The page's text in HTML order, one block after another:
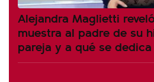
Alejandra Maglietti
muestra al padre de su
pareja y a qué se dedica